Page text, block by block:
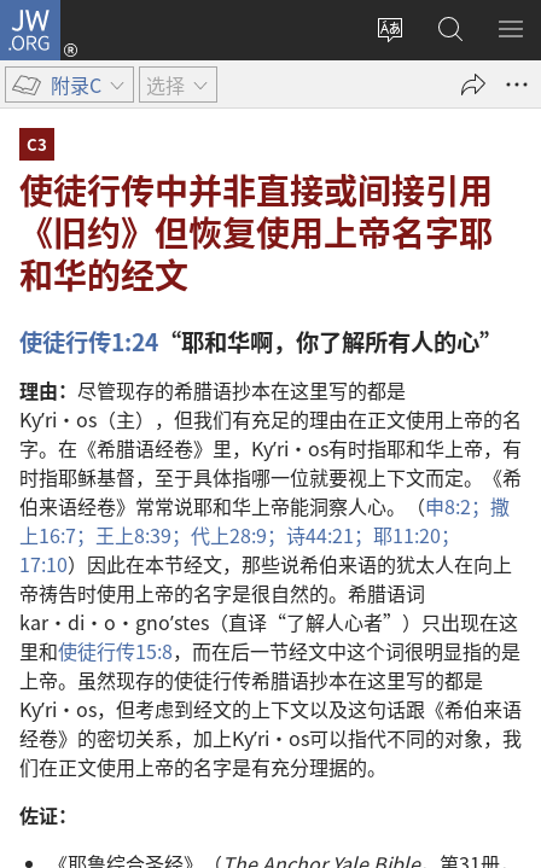
JW.ORG
更
网
言
登
录
开
口）
搜
索
JW.ORG
显
菜
附录C 选择
C3
使徒行传中并非直接或间接引用
《旧约》但恢复使用上帝名字耶
和华的经文
使徒行传1:24 “耶和华啊，你了解所有人的心”
理由： 尽管现存的希腊语抄本在这里写的都是
Kyʹri·os（主），但我们有充足的理由在正文使用上帝的名
字。在《希腊语经卷》里，Kyʹri·os有时指耶和华上帝，有
时指耶稣基督，至于具体指哪一位就要视上下文而定。《希
伯来语经卷》常常说耶和华上帝能洞察人心。（申8:2； 撒
上16:7； 王上8:39； 代上28:9； 诗44:21； 耶11:20；
17:10）因此在本节经文，那些说希伯来语的犹太人在向上
帝祷告时使用上帝的名字是很自然的。希腊语词
kar·di·o·gnoʹstes（直译“了解人心者”）只出现在这
里和使徒行传15:8，而在后一节经文中这个词很明显指的是
上帝。虽然现存的使徒行传希腊语抄本在这里写的都是
Kyʹri·os，但考虑到经文的上下文以及这句话跟《希伯来语
经卷》的密切关系，加上Kyʹri·os可以指代不同的对象，我
们在正文使用上帝的名字是有充分理据的。
佐证：